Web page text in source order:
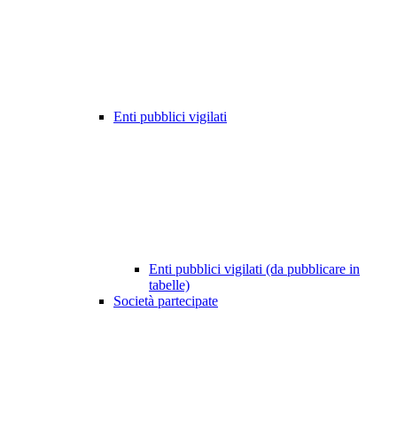
Enti pubblici vigilati
Enti pubblici vigilati (da pubblicare in
tabelle)
Società partecipate